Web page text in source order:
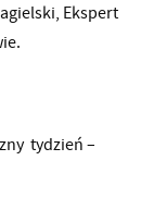
Ekspert
tydzień –